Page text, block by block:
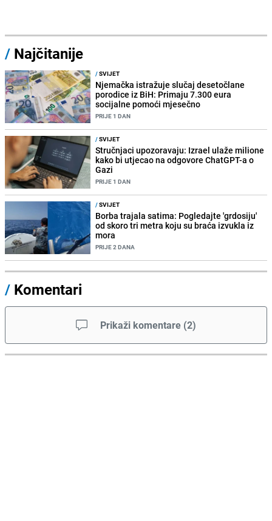
/ Najčitanije
/SVIJET
Njemačka istražuje slučaj desetočlane
porodice iz BiH: Primaju 7.300 eura
socijalne pomoći mjesečno
PRIJE 1 DAN
/SVIJET
Stručnjaci upozoravaju: Izrael ulaže milione
kako bi utjecao na odgovore ChatGPT-a o
Gazi
PRIJE 1 DAN
/SVIJET
Borba trajala satima: Pogledajte 'grdosiju'
od skoro tri metra koju su braća izvukla iz
mora
PRIJE 2 DANA
/ Komentari
Prikaži komentare (2)